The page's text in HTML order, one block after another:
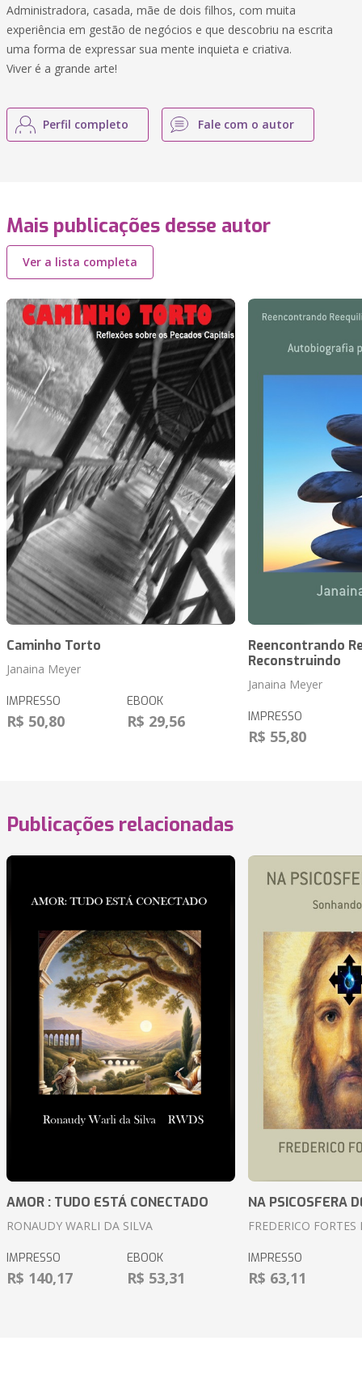
Administradora, casada, mãe de dois filhos, com muita
experiência em gestão de negócios e que descobriu na escrita
uma forma de expressar sua mente inquieta e criativa.
Viver é a grande arte!
Perfil completo Fale com o autor
Mais publicações desse autor
Ver a lista completa
Caminho Torto
Janaina Meyer
IMPRESSO
R$ 50,80
EBOOK
R$ 29,56
Reencontrando
Reconstruindo
Janaina Meyer
IMPRESSO
R$ 55,80
Publicações relacionadas
AMOR : TUDO ESTÁ CONECTADO
RONAUDY WARLI DA SILVA
IMPRESSO
R$ 140,17
EBOOK
R$ 53,31
NA PSICOSFERA
FREDERICO FORTES
IMPRESSO
R$ 63,11